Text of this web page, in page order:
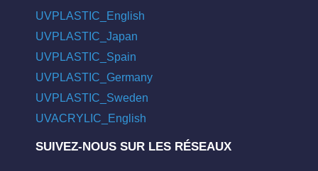
UVPLASTIC_English
UVPLASTIC_Japan
UVPLASTIC_Spain
UVPLASTIC_Germany
UVPLASTIC_Sweden
UVACRYLIC_English
SUIVEZ-NOUS SUR LES RÉSEAUX